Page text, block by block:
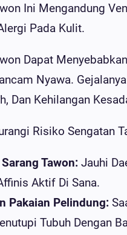
Ini Mengandung
Pada Kulit.
Dapat
Nyawa.
Dan Kehilangan
Risiko Sengatan
Tawon: Jauhi
Aktif Di Sana.
Pakaian Pelindung:
Tubuh Dengan